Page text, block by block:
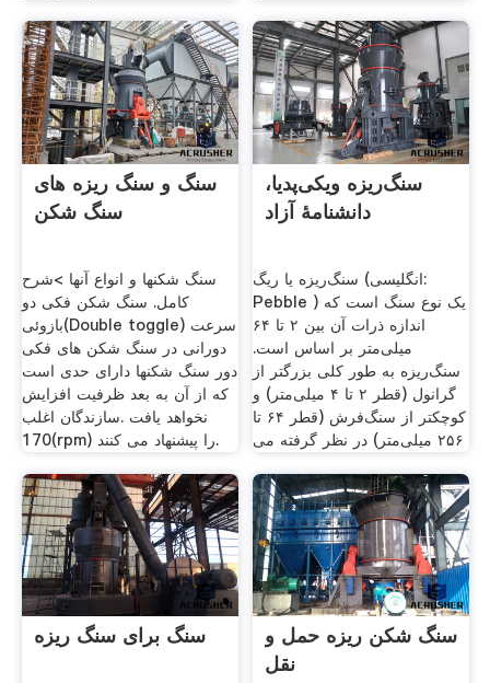
سنگ و سنگ ریزه های
سنگ شکن
سنگ شکنها و انواع آنها >شرح
کامل. سنگ شکن فکی دو
بازوئی(Double toggle) سرعت
دورانی در سنگ شکن های فکی
دور سنگ شکنها دارای حدی است
که از آن به بعد ظرفیت افزایش
نخواهد یافت .سازندگان اغلب
170(rpm) را پیشنهاد می کنند.
سنگ‌ریزه ویکی‌پدیا،
دانشنامهٔ آزاد
سنگ‌ریزه یا ریگ (انگلیسی:
Pebble ‎) یک نوع سنگ است که
اندازه ذرات آن بین ۲ تا ۶۴
میلی‌متر بر اساس است.
سنگ‌ریزه به طور کلی بزرگتر از
گرانول (قطر ۲ تا ۴ میلی‌متر) و
کوچکتر از سنگ‌فرش (قطر ۶۴ تا
۲۵۶ میلی‌متر) در نظر گرفته می
سنگ برای سنگ ریزه
سنگ شکن ریزه حمل و
نقل